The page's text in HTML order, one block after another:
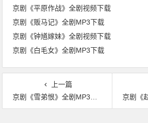
京剧《平原作战》全剧视频下载
京剧《贩马记》全剧MP3下载
京剧《钟馗嫁妹》全剧视频下载
京剧《白毛女》全剧MP3下载
上一篇
京剧《雪弟恨》全剧MP3下载
京剧《赵